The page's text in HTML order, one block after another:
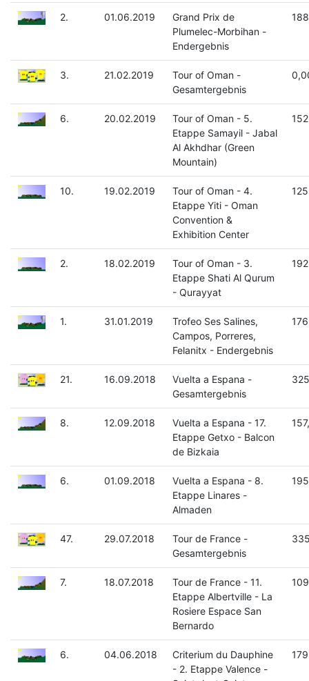
2. 01.06.2019
Grand Prix de
Plumelec-Morbihan -
Endergebnis
3. 21.02.2019
Tour of Oman -
Gesamtergebnis
6. 20.02.2019
Tour of Oman - 5.
Etappe Samayil - Jabal
Al Akhdhar (Green
Mountain)
10. 19.02.2019
Tour of Oman - 4.
Etappe Yiti - Oman
Convention &
Exhibition Center
2. 18.02.2019
Tour of Oman - 3.
Etappe Shati Al Qurum
- Qurayyat
1. 31.01.2019
Trofeo Ses Salines,
Campos, Porreres,
Felanitx - Endergebnis
21. 16.09.2018
Vuelta a Espana -
Gesamtergebnis
8. 12.09.2018
Vuelta a Espana - 17.
Etappe Getxo - Balcon
de Bizkaia
6. 01.09.2018
Vuelta a Espana - 8.
Etappe Linares -
Almaden
47. 29.07.2018
Tour de France -
Gesamtergebnis
7. 18.07.2018
Tour de France - 11.
Etappe Albertville - La
Rosiere Espace San
Bernardo
6. 04.06.2018
Criterium du Dauphine
- 2. Etappe Valence -